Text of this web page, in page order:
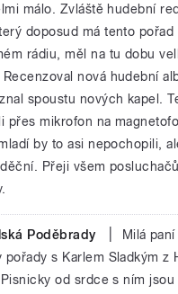
málo. Zvláště hudební
doposud má tento pořad
rádiu, měl na tu dobu
nová hudební
spoustu nových kapel.
přes mikrofon na
by to asi nepochopili,
Přeji všem
Poděbrady
Milá
pořady s Karlem Sladkým z
od srdce s ním jsou